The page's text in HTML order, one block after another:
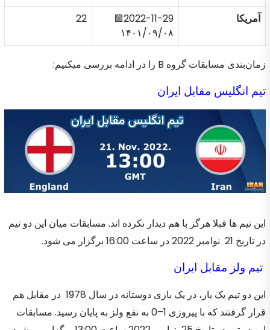
آمریکا
2022-11-29🟩
۱۴۰۱/۰۹/۰۸
22
زمان‌بندی مسابقات گروه B را در ادامه بررسی میکنیم:
تیم انگلیس مقابل ایران
این تیم ها قبلا هرگز با هم دیدار نکرده اند. مسابقات میان این دو تیم
در تاریخ 21 نوامبر 2022 در ساعت 16:00 برگزار می شود.
تیم ولز مقابل ایران
این دو تیم یک بار، در یک بازی دوستانه در سال 1978 در مقابل هم
قرار گرفتند که با پیروزی 1–0 به نفع ولز به پایان رسید. مسابقات